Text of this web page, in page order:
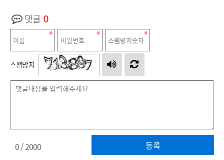
댓글 0
스팸방지
등록
0/ 2000